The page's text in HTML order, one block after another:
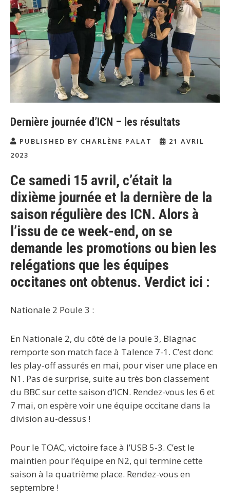
Dernière journée d’ICN – les résultats
PUBLISHED BY CHARLÈNE PALAT
21 AVRIL
2023
Ce samedi 15 avril, c’était la
dixième journée et la dernière de la
saison régulière des ICN. Alors à
l’issu de ce week-end, on se
demande les promotions ou bien les
relégations que les équipes
occitanes ont obtenus. Verdict ici :
Nationale 2 Poule 3 :
En Nationale 2, du côté de la poule 3, Blagnac
remporte son match face à Talence 7-1. C’est donc
les play-off assurés en mai, pour viser une place en
N1. Pas de surprise, suite au très bon classement
du BBC sur cette saison d’ICN. Rendez-vous les 6 et
7 mai, on espère voir une équipe occitane dans la
division au-dessus !
Pour le TOAC, victoire face à l’USB 5-3. C’est le
maintien pour l’équipe en N2, qui termine cette
saison à la quatrième place. Rendez-vous en
septembre !